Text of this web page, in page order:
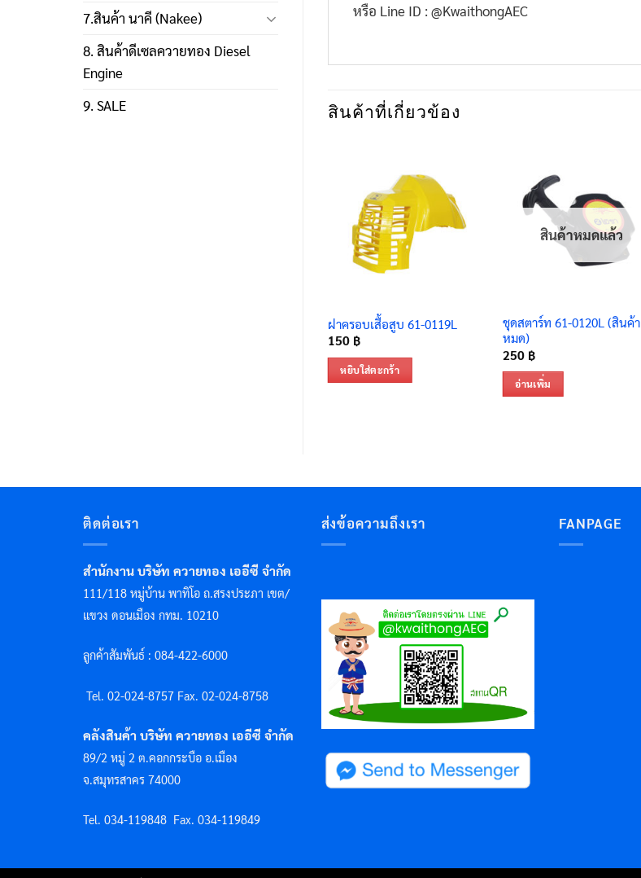
7.สินค้า นาคี (Nakee)
8. สินค้าดีเซลควายทอง Diesel
Engine
9. SALE
หรือ Line ID : @KwaithongAEC
สินค้าที่เกี่ยวข้อง
ฝาครอบเสื้อสูบ 61-0119L
150 ฿
หยิบใส่ตะกร้า
สินค้าหมดแล้ว
ชุดสตาร์ท 61-0120L (สินค้า
หมด)
250 ฿
อ่านเพิ่ม
ติดต่อเรา
สำนักงาน บริษัท ควายทอง เออีซี จำกัด
111/118 หมู่บ้าน พาทิโอ ถ.สรงประภา เขต/
แขวง ดอนเมือง กทม. 10210
ลูกค้าสัมพันธ์ : 084-422-6000
Tel. 02-024-8757 Fax. 02-024-8758
คลังสินค้า บริษัท ควายทอง เออีซี จำกัด
89/2 หมู่ 2 ต.คอกกระบือ อ.เมือง
จ.สมุทรสาคร 74000
Tel. 034-119848 Fax. 034-119849
ส่งข้อความถึงเรา FANPAGE